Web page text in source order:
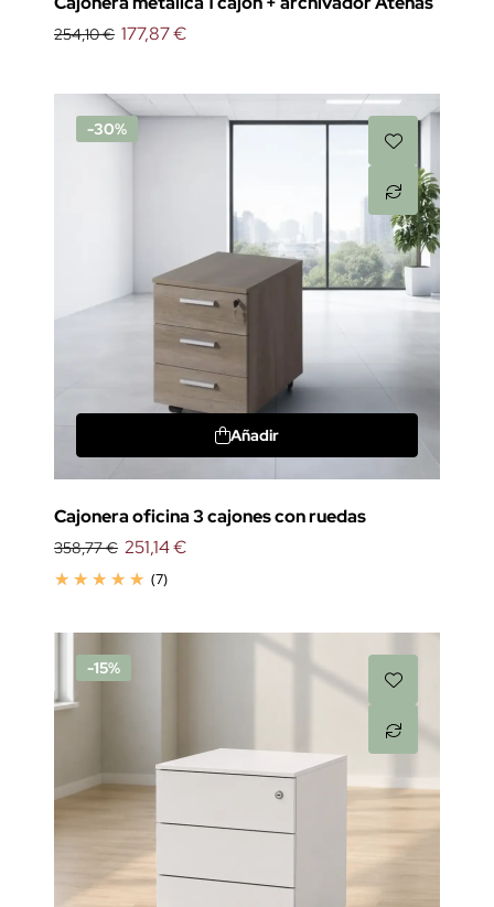
254,10 € 177,87 €
-30%
Añadir
Cajonera oficina 3 cajones con ruedas
358,77 €
(7)
251,14 €
-15%